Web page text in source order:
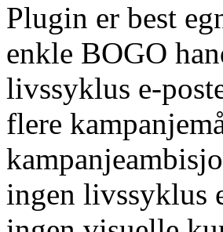
Plugin er best
enkle BOGO
livssyklus e-
flere
ingen livssyklus